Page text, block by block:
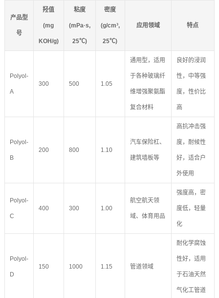
产品型
号
羟值
(mg
KOH/g)
粘度
(mPa·s,
25℃)
密度
(g/cm³,
25℃)
应用领域 特点
Polyol-
A
300 500 1.05
通用型，适用
于各种玻璃纤
维增强聚氨酯
复合材料
良好的浸润
性，中等强
度，性价比
高
Polyol-
B
200 800 1.10
汽车保险杠、
建筑墙板等
高抗冲击强
度，耐候性
好，适合户
外使用
Polyol-
C
400 300 1.00
航空航天领
域、体育用品
强度高，密
度低，轻量
化
Polyol-
D
150 1000 1.15 管道领域
耐化学腐蚀
性好，适用
于石油天然
气化工管道